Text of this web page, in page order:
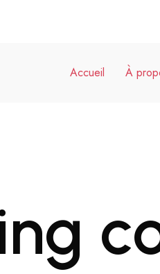
Accueil À